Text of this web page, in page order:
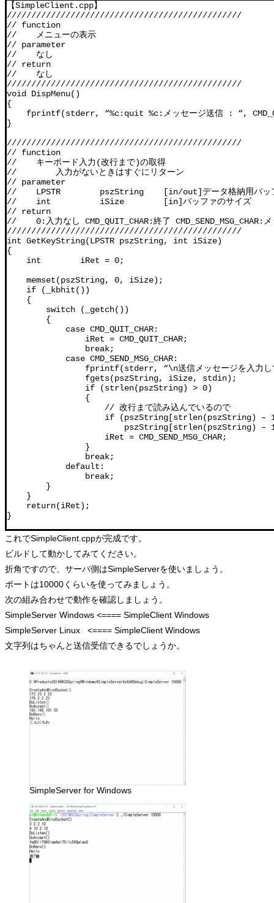
【SimpleClient.cpp】
////////////////////////////////////////////////
// function
//    メニューの表示
// parameter
//    なし
// return
//    なし
////////////////////////////////////////////////
void DispMenu()
{
fprintf(stderr, “%c:quit %c:メッセージ送信 : “,
}
////////////////////////////////////////////////
// function
//    キーボード入力(改行まで)の取得
//        入力がないときはすぐにリターン
// parameter
//    LPSTR        pszString    [in/out]データ格納用バッ
//    int          iSize        [in]バッファのサイズ
// return
//    0:入力なし CMD_QUIT_CHAR:終了 CMD_SEND_MSG_CHAR:
////////////////////////////////////////////////
int GetKeyString(LPSTR pszString, int iSize)
{
    int        iRet = 0;
    memset(pszString, 0, iSize);
    if (_kbhit())
    {
        switch (_getch())
        {
            case CMD_QUIT_CHAR:
                iRet = CMD_QUIT_CHAR;
                break;
            case CMD_SEND_MSG_CHAR:
fprintf(stderr, “\n送信メッセージを入力し
                fgets(pszString, iSize, stdin);
                if (strlen(pszString) > 0)
                {
                    // 改行まで読み込んでいるので
if (pszString[strlen(pszString) –
pszString[strlen(pszString) –
                    iRet = CMD_SEND_MSG_CHAR;
                }
                break;
            default:
                break;
        }
    }
    return(iRet);
}
これでSimpleClient.cppが完成です。
ビルドして動かしてみてください。
折角ですので、サーバ側はSimpleServerを使いましょう。
ポートは10000くらいを使ってみましょう。
次の組み合わせで動作を確認しましょう。
SimpleServer Windows <==== SimpleClient Windows
SimpleServer Linux   <==== SimpleClient Windows
文字列はちゃんと送信受信できるでしょうか。
SimpleServer for Windows